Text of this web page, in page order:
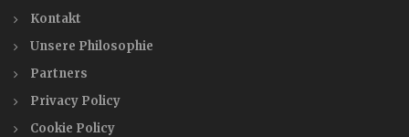
Kontakt
Unsere Philosophie
Partners
Privacy Policy
Cookie Policy